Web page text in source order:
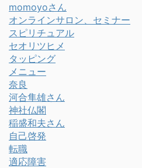
momoyoさん
オンラインサロン、セミナー
スピリチュアル
セオリツヒメ
タッピング
メニュー
奈良
河合隼雄さん
神社仏閣
稲盛和夫さん
自己啓発
転職
適応障害